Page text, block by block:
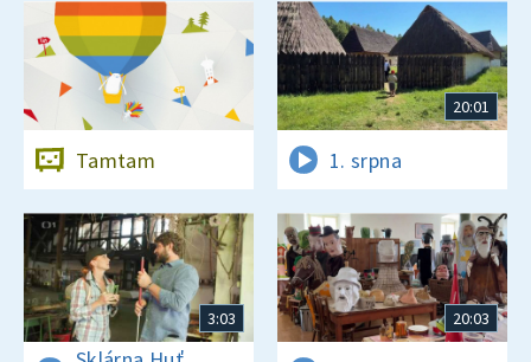
Tamtam
20:01
1. srpna
3:03 20:03